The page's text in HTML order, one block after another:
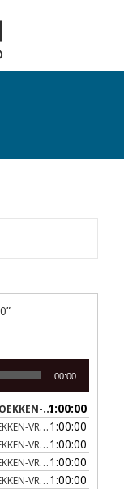
00:00
VRAA NAERRADIO 1:00:00
NAERRADIO
1:00:00
NAERRADIO
1:00:00
NAERRADIO
1:00:00
NAERRADIO
1:00:00